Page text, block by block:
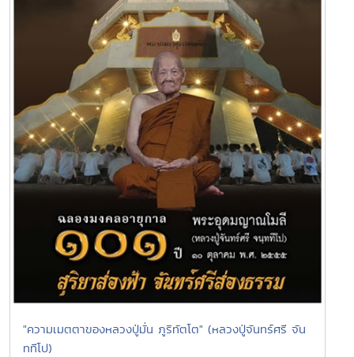
"ความเมตตาของหลวงปู่มั่น ภูริทัตโต" (หลวงปู่จันทร์ศรี จัน
ททีโป)